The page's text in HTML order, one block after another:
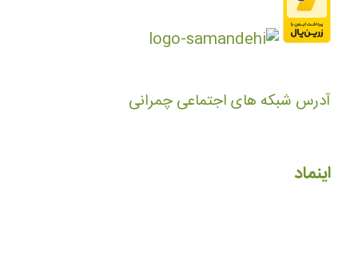
آدرس شبکه های اجتماعی چمرانی
اینماد